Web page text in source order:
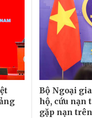
Bộ Ngoại
hộ, cứu nạn
gặp nạn